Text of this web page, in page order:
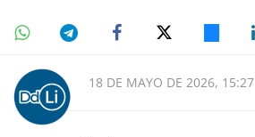
18 DE MAYO DE 2026, 15:27